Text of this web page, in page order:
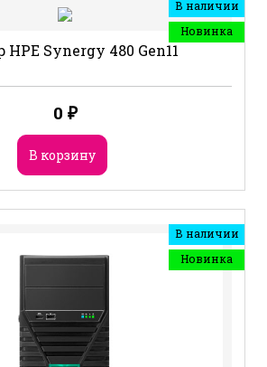
В наличии
Новинка
HPE Synergy 480 Gen11
0 ₽
В корзину
В наличии
Новинка